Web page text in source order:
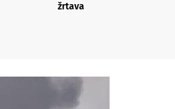
žrtava